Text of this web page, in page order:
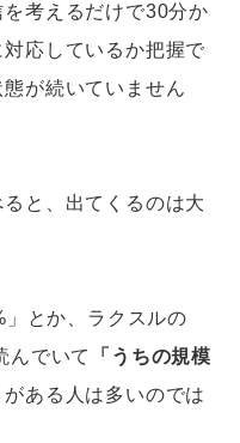
を考えるだけで30分か
応しているか把握で
が続いていません
と、出てくるのは大
とか、ラクスルの
んでいて
「うちの規模
ある人は多いのでは